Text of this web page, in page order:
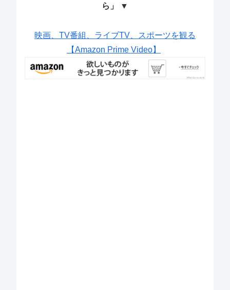
ら」 ▼
映画、TV番組、ライブTV、スポーツを観る
【Amazon Prime Video】